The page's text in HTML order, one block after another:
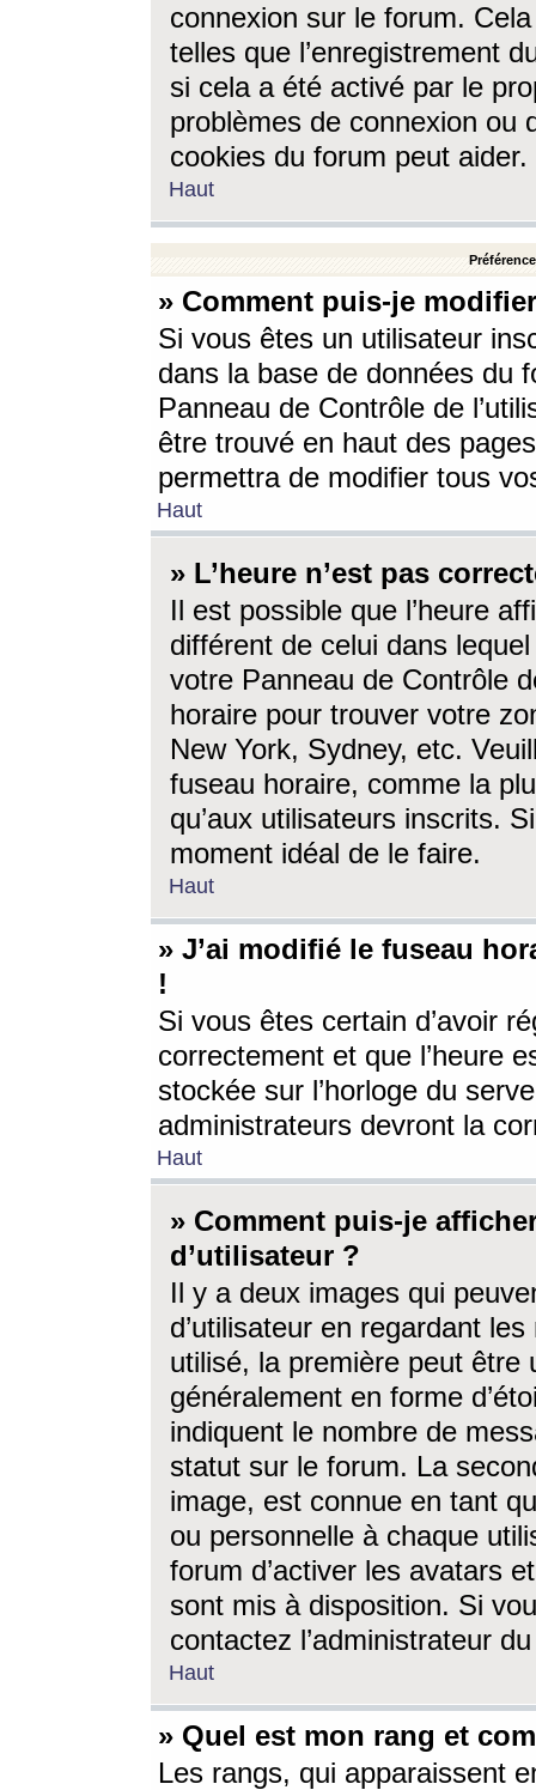
connexion sur le forum.
telles que l’enregistrement
si cela a été activé par le
problèmes de connexion ou
cookies du forum peut aider.
Haut
» Comment puis-je
Si vous êtes un utilisateur
dans la base de données du
Panneau de Contrôle de
être trouvé en haut des
permettra de modifier tous
Haut
» L’heure n’est pas
Il est possible que l’heure
différent de celui dans
votre Panneau de Contrôle
horaire pour trouver votre
New York, Sydney, etc.
fuseau horaire, comme la
qu’aux utilisateurs inscrits.
moment idéal de le faire.
Haut
» J’ai modifié le fuseau
!
Si vous êtes certain d’avoir
correctement et que l’heure
stockée sur l’horloge du
administrateurs devront la
Haut
» Comment puis-je
d’utilisateur ?
Il y a deux images qui
d’utilisateur en regardant
utilisé, la première peut être
généralement en forme
indiquent le nombre de
statut sur le forum. La
image, est connue en tant
ou personnelle à chaque
forum d’activer les avatars
sont mis à disposition. Si
contactez l’administrateur
Haut
» Quel est mon rang et
Les rangs, qui apparaissent